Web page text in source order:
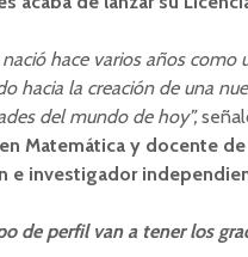
nació hace varios años
hacia la creación de una
del mundo de hoy”,
Matemática y docente
e investigador
de perfil van a tener los